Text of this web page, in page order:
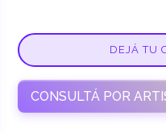
DEJÁ TU
CONSULTÁ POR